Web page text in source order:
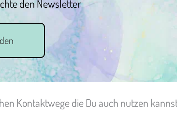
den Newsletter
Kontaktwege die Du auch nutzen